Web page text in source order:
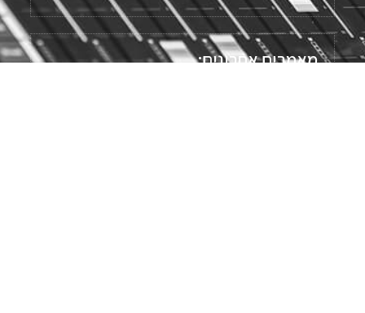
מאמרים אחרונים: